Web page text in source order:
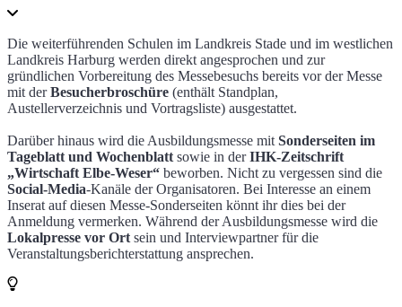
Die weiterführenden Schulen im Landkreis Stade und im westlichen
Landkreis Harburg werden direkt angesprochen und zur
gründlichen Vorbereitung des Messebesuchs bereits vor der Messe
mit derBesucherbroschüre (enthält Standplan,
Austellerverzeichnis und Vortragsliste) ausgestattet.
Darüber hinaus wird die Ausbildungsmesse mit Sonderseiten im
Tageblatt und Wochenblatt sowie in derIHK-Zeitschrift
„Wirtschaft Elbe-Weser“ beworben. Nicht zu vergessen sind die
Social-Media-Kanäle der Organisatoren. Bei Interesse an einem
Inserat auf diesen Messe-Sonderseiten könnt ihr dies bei der
Anmeldung vermerken. Während der Ausbildungsmesse wird die
Lokalpresse vor Ort sein und Interviewpartner für die
Veranstaltungsberichterstattung ansprechen.